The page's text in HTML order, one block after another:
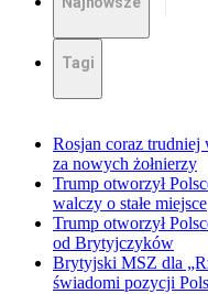
Tagi
Rosjan coraz trudniej
za nowych żołnierzy
Trump otworzył
walczy o stałe miejsce
Trump otworzył
od Brytyjczyków
Brytyjski MSZ dla
świadomi pozycji